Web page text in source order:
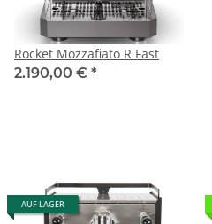
Rocket Mozzafiato R Fast
2.190,00 € *
AUF LAGER